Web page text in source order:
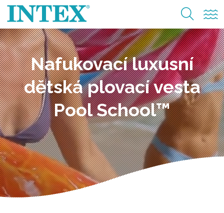
Nafukovací luxusní
dětská plovací vesta
Pool School™